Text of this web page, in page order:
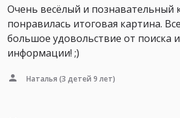
Очень весёлый и познавательный
понравилась итоговая картина.
большое удовольствие от поиска
информации! ;)
Наталья (3 детей 9 лет)